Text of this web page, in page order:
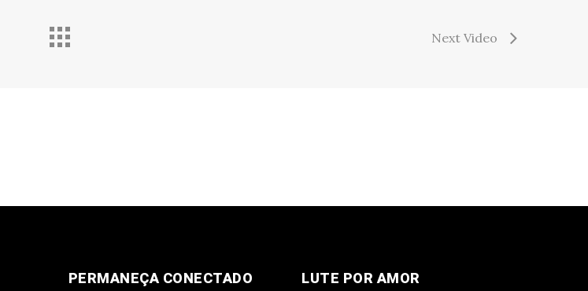
PERMANEÇA CONECTADO LUTE POR AMOR